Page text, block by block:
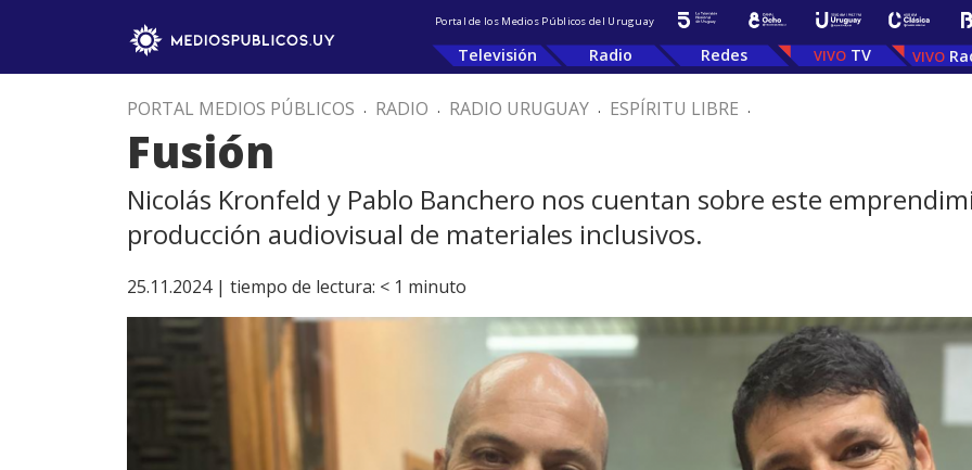
Portal de los Medios Públicos del Uruguay
Televisión Radio Redes TV
PORTAL MEDIOS PÚBLICOS . RADIO . RADIO URUGUAY . ESPÍRITU LIBRE .
Fusión
Nicolás Kronfeld y Pablo Banchero nos cuentan sobre este
producción audiovisual de materiales inclusivos.
25.11.2024 | tiempo de lectura: < 1 minuto